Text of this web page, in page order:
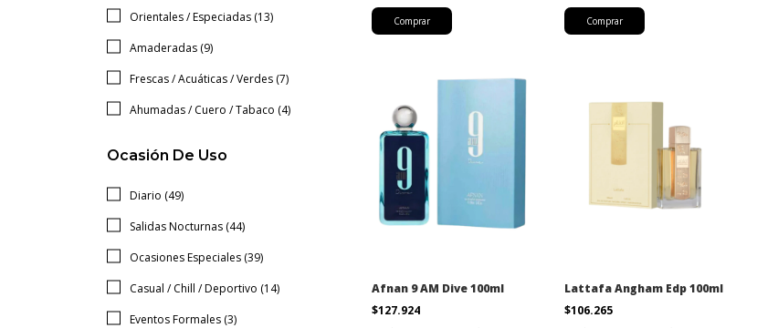
Orientales / Especiadas (13)
Amaderadas (9)
Frescas / Acuáticas / Verdes (7)
Ahumadas / Cuero / Tabaco (4)
Ocasión De Uso
Diario (49)
Salidas Nocturnas (44)
Ocasiones Especiales (39)
Casual / Chill / Deportivo (14)
Eventos Formales (3)
Comprar Comprar
Afnan 9 AM Dive 100ml
$127.924
Lattafa Angham Edp 100ml
$106.265